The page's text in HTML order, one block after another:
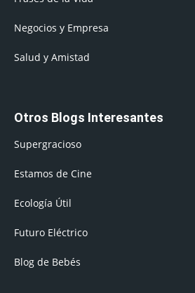
Negocios y Empresa
Salud y Amistad
Otros Blogs Interesantes
Supergracioso
Estamos de Cine
Ecología Útil
Futuro Eléctrico
Blog de Bebés